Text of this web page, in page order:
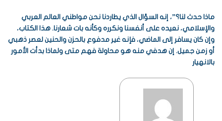
ماذا حدث لنا؟”، إنه السؤال الذي يطاردنا نحن مواطني العالم العربي
والإسلامي، نعيده على أنفسنا ونكرره وكأنه بات شعارنا. هذا الكتاب،
وإن كان يسافر إلى الماضي، فإنه غير مدفوع بالحزن والحنين لعصر ذهبي
أو زمن جميل. إن هدفي منه هو محاولة فهم متى ولماذا بدأت الأمور
بالانهيار